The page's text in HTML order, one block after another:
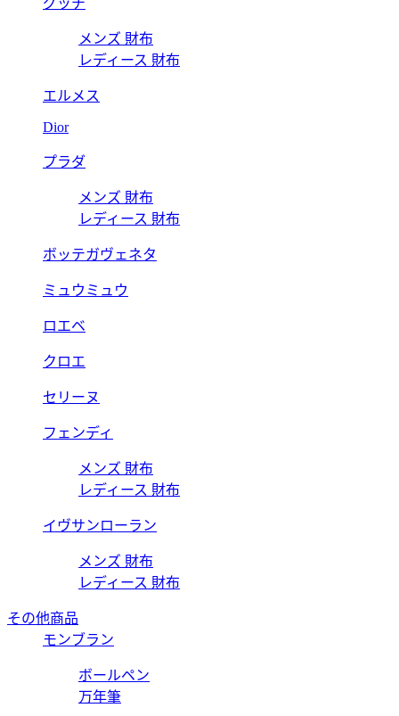
メンズ 財布
レディース 財布
エルメス
Dior
プラダ
メンズ 財布
レディース 財布
ボッテガヴェネタ
ミュウミュウ
ロエベ
クロエ
セリーヌ
フェンディ
メンズ 財布
レディース 財布
イヴサンローラン
メンズ 財布
レディース 財布
その他商品
モンブラン
ボールペン
万年筆